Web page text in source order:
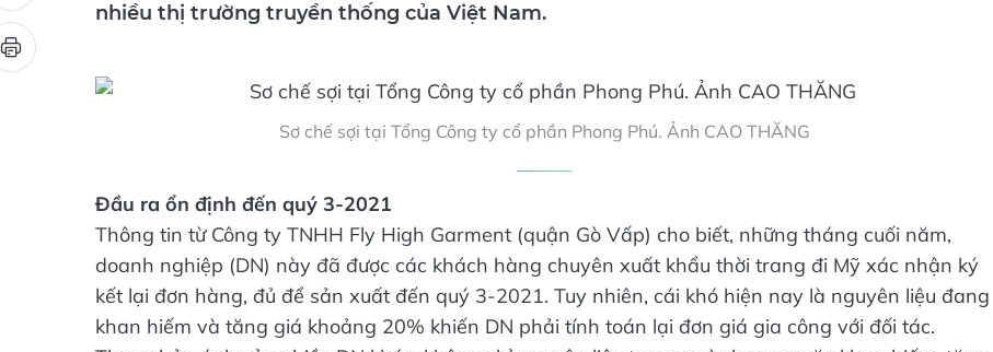
nhiều thị trường truyền thống của Việt Nam.
Sơ chế sợi tại Tổng Công ty cổ phần Phong Phú. Ảnh CAO THĂNG
Đầu ra ổn định đến quý 3-2021
Thông tin từ Công ty TNHH Fly High Garment (quận Gò Vấp) cho biết, những tháng cuối năm,
doanh nghiệp (DN) này đã được các khách hàng chuyên xuất khẩu thời trang đi Mỹ xác nhận ký
kết lại đơn hàng, đủ để sản xuất đến quý 3-2021. Tuy nhiên, cái khó hiện nay là nguyên liệu đang
khan hiếm và tăng giá khoảng 20% khiến DN phải tính toán lại đơn giá gia công với đối tác.